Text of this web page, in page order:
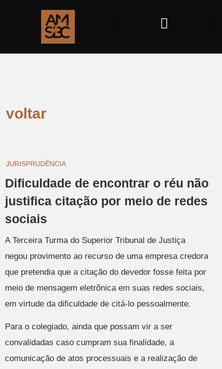
voltar
JURISPRUDÊNCIA
Dificuldade de encontrar o réu não
justifica citação por meio de redes
sociais
A Terceira Turma do Superior Tribunal de Justiça
negou provimento ao recurso de uma empresa credora
que pretendia que a citação do devedor fosse feita por
meio de mensagem eletrônica em suas redes sociais,
em virtude da dificuldade de citá-lo pessoalmente.
Para o colegiado, ainda que possam vir a ser
convalidadas caso cumpram sua finalidade, a
comunicação de atos processuais e a realização de